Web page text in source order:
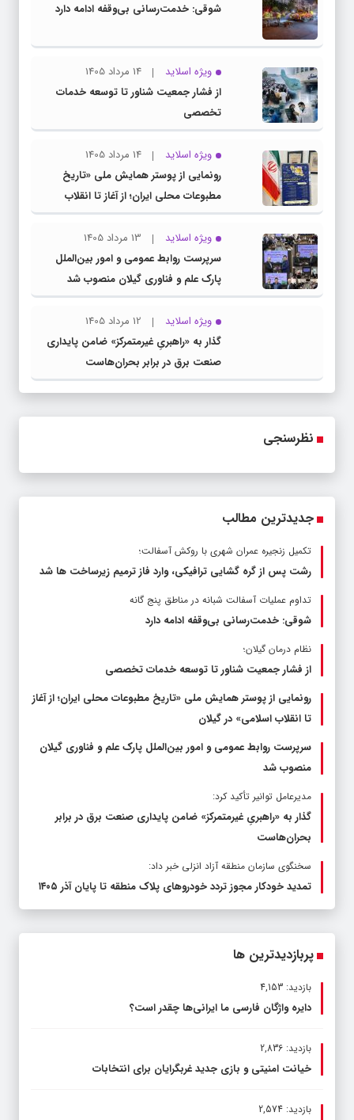
شوقی: خدمت‌رسانی بی‌وقفه ادامه دارد
ویژه اسلاید
14 مرداد 1405
از فشار جمعیت شناور تا توسعه خدمات
تخصصی
ویژه اسلاید
14 مرداد 1405
رونمایی از پوستر همایش ملی «تاریخ
مطبوعات محلی ایران؛ از آغاز تا انقلاب
اسلامی» در گیلان
ویژه اسلاید
13 مرداد 1405
سرپرست روابط عمومی و امور بین‌الملل
پارک علم و فناوری گیلان منصوب شد
ویژه اسلاید
12 مرداد 1405
گذار به «راهبریِ غیرمتمرکز» ضامن پایداری
صنعت برق در برابر بحران‌هاست
نظرسنجی
جدیدترین مطالب
تکمیل زنجیره عمران شهری با روکش آسفالت؛
رشت پس از گره گشایی ترافیکی، وارد فاز ترمیم زیرساخت ها شد
تداوم عملیات آسفالت‌ شبانه در مناطق پنج گانه
شوقی: خدمت‌رسانی بی‌وقفه ادامه دارد
نظام درمان گیلان؛
از فشار جمعیت شناور تا توسعه خدمات تخصصی
رونمایی از پوستر همایش ملی «تاریخ مطبوعات محلی ایران؛ از آغاز
تا انقلاب اسلامی» در گیلان
سرپرست روابط عمومی و امور بین‌الملل پارک علم و فناوری گیلان
منصوب شد
مدیرعامل توانیر تأکید کرد:
گذار به «راهبریِ غیرمتمرکز» ضامن پایداری صنعت برق در برابر
بحران‌هاست
سخنگوی سازمان منطقه آزاد انزلی خبر داد:
تمدید خودکار مجوز تردد خودروهای پلاک منطقه تا پایان آذر ۱۴۰۵
پربازدیدترین ها
بازدید: 4,153
دایره واژگان فارسی ما ایرانی‌ها چقدر است؟
بازدید: 2,836
خیانت امنیتی و بازی جدید غربگرایان برای انتخابات
بازدید: 2,574